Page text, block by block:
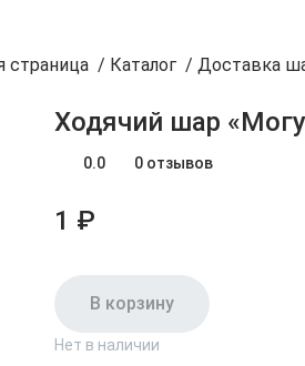
страница / Каталог / Доставка
Ходячий шар
0.0 0 отзывов
1 ₽
В корзину
Нет в наличии